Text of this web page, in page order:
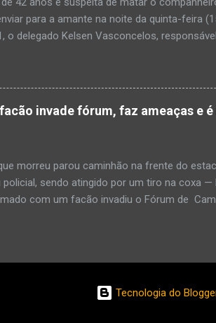
O...
para a amante na noite da quinta-feira
o delegado Kelsen Vasconcelos,
manhã desta sexta-feira (16), que antes de
para o filho mais velho, de 18 anos.
relacionamento, deixe os dois irmãos
todo o crime”. Após matar o
invade fórum, faz ameaças e
morreu parou caminhão na frente do
policial, sendo atingido por um tiro na coxa
com um facão invadiu o Fórum de
que já tinha sido preso por porte
em que o homem discute com o PM, no
Por meio de nota, a polícia informou
o Fórum de homem, de 58 anos,
Tecnologia do